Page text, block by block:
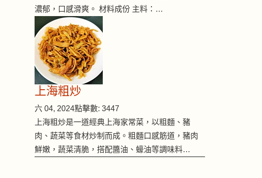
濃郁，口感滑爽。 材料成份 主料：…
上海粗炒
六 04, 2024點擊數: 3447
上海粗炒是一道經典上海家常菜，以粗麵、豬
肉、蔬菜等食材炒制而成。粗麵口感筋道，豬肉
鮮嫩，蔬菜清脆，搭配醬油、蠔油等調味料…